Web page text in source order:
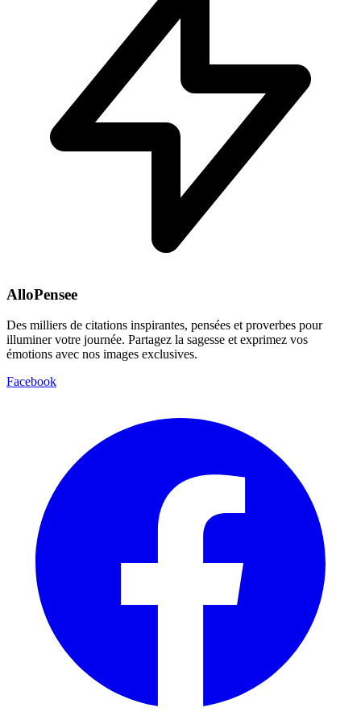
AlloPensee
Des milliers de citations inspirantes, pensées et proverbes pour
illuminer votre journée. Partagez la sagesse et exprimez vos
émotions avec nos images exclusives.
Facebook